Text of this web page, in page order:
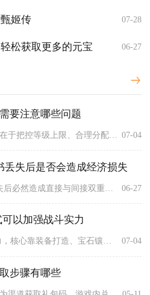
姬传 07-28
松获取更多的元宝 06-27
要注意哪些问题
07-04
丢失后是否会造成经济损失
06-27
以加强战斗实力
全民奇迹7.0加强战斗实力，核心靠装备打造、宝石镶嵌、技能搭... 07-04
步骤有哪些